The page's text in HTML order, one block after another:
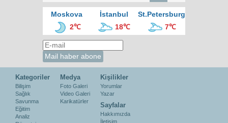
Moskova İstanbul
St.Petersburg
2℃
18℃ 7℃
Kategoriler
Bilişim
Sağlık
Savunma
Eğitim
Analiz
Medya
Foto Galeri
Video Galeri
Karikatürler
Kişilikler
Yorumlar
Yazar
Sayfalar
Hakkımızda
İletişim